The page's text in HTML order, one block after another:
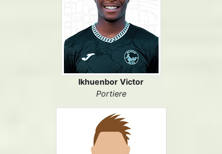
Ikhuenbor Victor
Portiere